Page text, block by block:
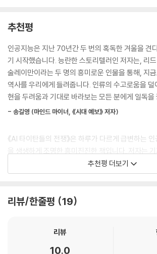
전부터 MP3 플레이어를 개발해 온 사람이었다. 또
윈도우에 매달리는 바람에 아주 천천히, 고통스럽
--- p.152
호프먼이 한 말 중 “스타트업이 출시한 제품이 그것
들 정도면 이미 출시 시기를 놓친 것”이라는 유명한
가 적절한 사례였다. 올트먼은 챗GPT가 출시된 지
료를 충분히 입력하고 시행착오를 거쳐 다듬는 일
때문입니다.”
했다. 인플렉션AI의 개발자들은 ‘개인 인공지능’에는
하다고 봤지만, 마이크로소프트의 코파일럿은 최대
결국 창업자와 인재 대부분이 마이크로소프트로 이동
식으로 막을 내렸다. 책은 인플렉션 AI 사례를 통해
업 성공 공식이 더 이상 작동하지 않는다고 진단한다.
오픈AI와 마이크로소프트의 관계는 앞으로 어떻게
휴에서 시작된 두 회사의 관계는 이제 긴밀한 자본·
발 시점에 따른 이해관계 차이가 향후 변수가 될 수 있
저자 게리 리블린은 퓰리처상 수상 경력의 탐사 전
스] 실리콘밸리 전문 기자로, AI 산업의 판도를 뒤
관계를 맺으며 2년간 실리콘밸리 현장을 취재했다.
스타트업의 속도 vs 대기업의 자본력, 오픈소스 vs
하게, 노골적으로 표현하면 적나라하게 보여준다. 덕
리드 호프먼, 샘 올트먼, 무스타파 술레이먼…
AI 산업 주요 인물과의 대화
추천평
인공지능은 지난 70년간 두 번의 혹독한 겨울을 견
기 시작했습니다. 능란한 스토리텔러인 저자는, 리
술레이만이라는 두 명의 흥미로운 인물을 통해, 지
역사를 우리에게 들려줍니다. 인류의 수고로움을
현을 두려움과 기대로 바라보는 모든 분에게 일독을
- 송길영 (마인드 마이너, 《시대 예보》 저자)
《AI 타이탄들의 전쟁》은 하루가 다르게 급변하는
을 생생하게 조명한 흥미진진한 책입니다. 저자는
시선으로 리드 호프먼을 중심으로 펼쳐지는 인공지
관계를 예리하게 포착합니다.
특히 오픈AI의 샘 올트먼 해고 사태와 그 여파로 인
늦게 출시한 것이다.”라는 리드 호프먼의 격언이 보
능 기업들의 속도전과 그 이면의 치열한 경쟁을 적나
추천평 더보기
리뷰/한줄평 19
리뷰
10.0